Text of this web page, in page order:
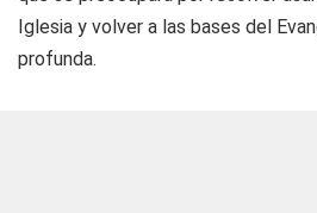
Iglesia y volver a las bases del
profunda.